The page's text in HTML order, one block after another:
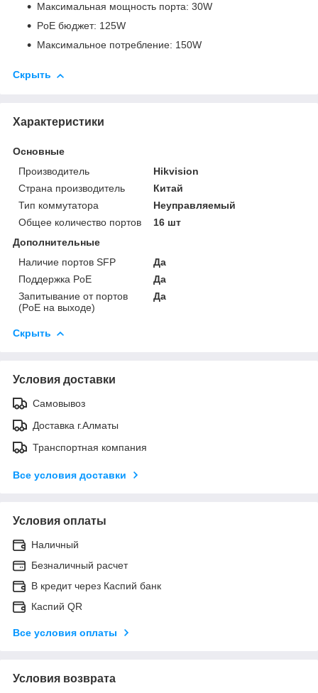
Максимальная мощность порта: 30W
PoE бюджет: 125W
Максимальное потребление: 150W
Скрыть
Характеристики
Основные
Производитель
Hikvision
Страна производитель
Китай
Тип коммутатора
Неуправляемый
Общее количество портов
16 шт
Дополнительные
Наличие портов SFP
Да
Поддержка PoE
Да
Запитывание от портов
(PoE на выходе)
Да
Скрыть
Условия доставки
Самовывоз
Доставка г.Алматы
Транспортная компания
Все условия доставки
Условия оплаты
Наличный
Безналичный расчет
В кредит через Каспий банк
Каспий QR
Все условия оплаты
Условия возврата